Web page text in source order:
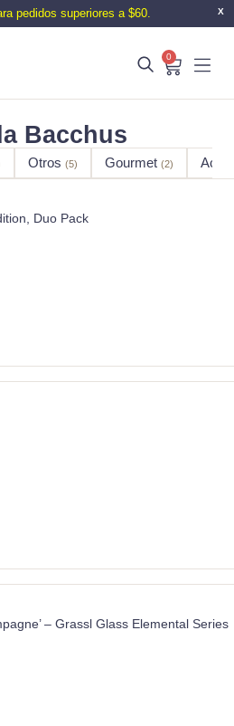
X
pedidos superiores a $60.
0
Bacchus
Otros (5) Gourmet (2)
Duo Pack
– Grassl Glass Elemental Series